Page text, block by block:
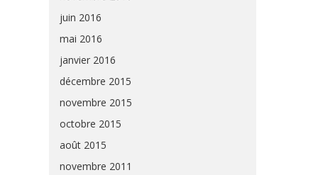
juin 2016
mai 2016
janvier 2016
décembre 2015
novembre 2015
octobre 2015
août 2015
novembre 2011